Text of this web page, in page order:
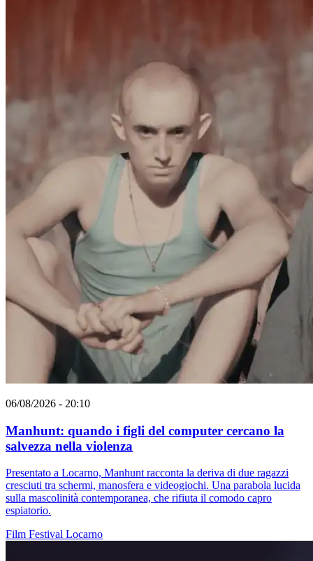
06/08/2026 - 20:10
Manhunt: quando i figli del computer cercano la
salvezza nella violenza
Presentato a Locarno, Manhunt racconta la deriva di due ragazzi
cresciuti tra schermi, manosfera e videogiochi. Una parabola lucida
sulla mascolinità contemporanea, che rifiuta il comodo capro
espiatorio.
Film Festival Locarno